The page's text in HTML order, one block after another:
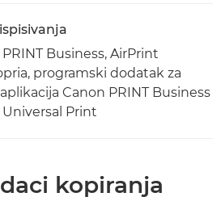
Business, AirPrint
programski dodatak za
Canon PRINT Business
Print
kopiranja